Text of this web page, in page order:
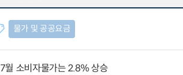
물가 및 공공요금
7월 소비자물가는 2.8% 상승